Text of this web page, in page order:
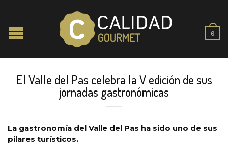
0
El Valle del Pas celebra la V edición de sus
jornadas gastronómicas
La gastronomía del Valle del Pas ha sido uno de sus
pilares turísticos.